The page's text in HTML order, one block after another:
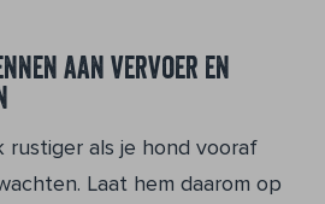
aan vervoer en
rustiger als je hond vooraf
Laat hem daarom op